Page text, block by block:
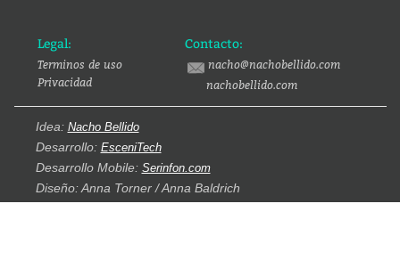
Legal:
Terminos de uso
Privacidad
Contacto:
nacho@nachobellido.com
nachobellido.com
Idea: Nacho Bellido
Desarrollo: EsceniTech
Desarrollo Mobile: Serinfon.com
Diseño: Anna Torner / Anna Baldrich